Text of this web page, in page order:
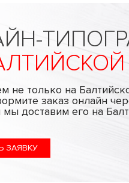
не только на
заказ онлайн
мы доставим его на
ЗАЯВКУ